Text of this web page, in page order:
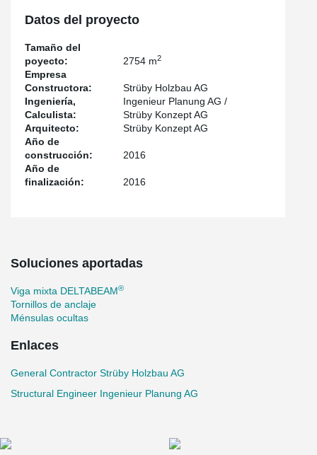
Datos del proyecto
Tamaño del
poyecto:
2754 m2
Empresa
Constructora:
Strüby Holzbau AG
Ingeniería,
Calculista:
Ingenieur Planung AG /
Strüby Konzept AG
Arquitecto:
Strüby Konzept AG
Año de
construcción:
2016
Año de
finalización:
2016
Soluciones aportadas
Viga mixta DELTABEAM®
Tornillos de anclaje
Ménsulas ocultas
Enlaces
General Contractor Strüby Holzbau AG
Structural Engineer Ingenieur Planung AG